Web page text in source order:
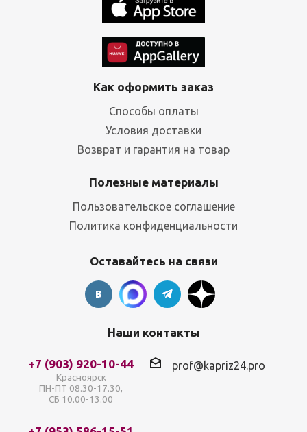
Как оформить заказ
Способы оплаты
Условия доставки
Возврат и гарантия на товар
Полезные материалы
Пользовательское соглашение
Политика конфиденциальности
Оставайтесь на связи
Наши контакты
+7 (903) 920-10-44
Красноярск
ПН-ПТ 08.30-17.30,
СБ 10.00-13.00
prof@kapriz24.pro